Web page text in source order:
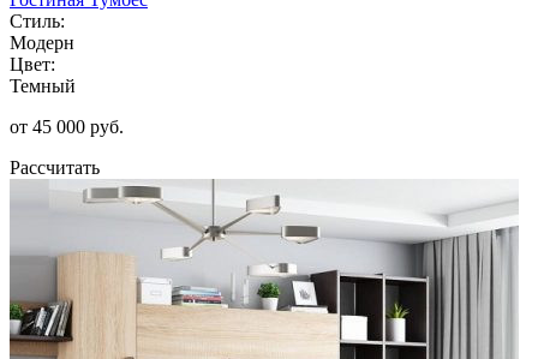
Стиль:
Модерн
Цвет:
Темный
от 45 000 руб.
Рассчитать